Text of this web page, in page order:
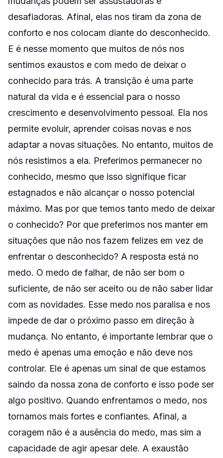
desafiadoras. Afinal, elas nos tiram da zona de
conforto e nos colocam diante do desconhecido.
E é nesse momento que muitos de nós nos
sentimos exaustos e com medo de deixar o
conhecido para trás. A transição é uma parte
natural da vida e é essencial para o nosso
crescimento e desenvolvimento pessoal. Ela nos
permite evoluir, aprender coisas novas e nos
adaptar a novas situações. No entanto, muitos de
nós resistimos a ela. Preferimos permanecer no
conhecido, mesmo que isso signifique ficar
estagnados e não alcançar o nosso potencial
máximo. Mas por que temos tanto medo de deixar
o conhecido? Por que preferimos nos manter em
situações que não nos fazem felizes em vez de
enfrentar o desconhecido? A resposta está no
medo. O medo de falhar, de não ser bom o
suficiente, de não ser aceito ou de não saber lidar
com as novidades. Esse medo nos paralisa e nos
impede de dar o próximo passo em direção à
mudança. No entanto, é importante lembrar que o
medo é apenas uma emoção e não deve nos
controlar. Ele é apenas um sinal de que estamos
saindo da nossa zona de conforto e isso pode ser
algo positivo. Quando enfrentamos o medo, nos
tornamos mais fortes e confiantes. Afinal, a
coragem não é a ausência do medo, mas sim a
capacidade de agir apesar dele. A exaustão